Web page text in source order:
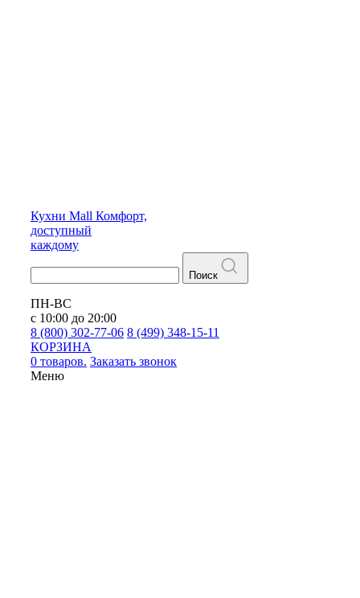
Кухни Mall Комфорт,
доступный
каждому
Поиск
ПН-ВС
с 10:00 до 20:00
8 (800) 302-77-06 8 (499) 348-15-11
КОРЗИНА
0 товаров. Заказать звонок
Меню